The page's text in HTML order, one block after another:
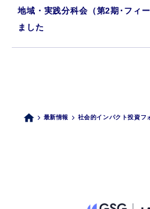
地域・実践分科会（第2期･フィ
ました
最新情報 社会的インパクト投資フ